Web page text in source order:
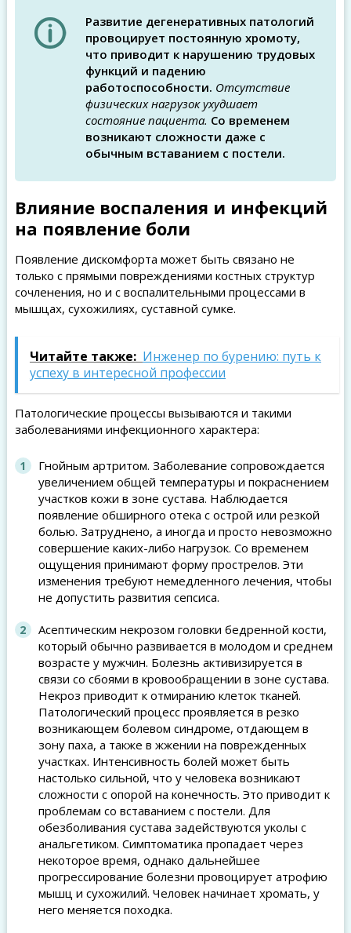
Развитие дегенеративных патологий
провоцирует постоянную хромоту,
что приводит к нарушению трудовых
функций и падению
работоспособности. Отсутствие
физических нагрузок ухудшает
состояние пациента. Со временем
возникают сложности даже с
обычным вставанием с постели.
Влияние воспаления и инфекций
на появление боли
Появление дискомфорта может быть связано не
только с прямыми повреждениями костных структур
сочленения, но и с воспалительными процессами в
мышцах, сухожилиях, суставной сумке.
Читайте также: Инженер по бурению: путь к
успеху в интересной профессии
Патологические процессы вызываются и такими
заболеваниями инфекционного характера:
Гнойным артритом. Заболевание сопровождается
увеличением общей температуры и покраснением
участков кожи в зоне сустава. Наблюдается
появление обширного отека с острой или резкой
болью. Затруднено, а иногда и просто невозможно
совершение каких-либо нагрузок. Со временем
ощущения принимают форму прострелов. Эти
изменения требуют немедленного лечения, чтобы
не допустить развития сепсиса.
Асептическим некрозом головки бедренной кости,
который обычно развивается в молодом и среднем
возрасте у мужчин. Болезнь активизируется в
связи со сбоями в кровообращении в зоне сустава.
Некроз приводит к отмиранию клеток тканей.
Патологический процесс проявляется в резко
возникающем болевом синдроме, отдающем в
зону паха, а также в жжении на поврежденных
участках. Интенсивность болей может быть
настолько сильной, что у человека возникают
сложности с опорой на конечность. Это приводит к
проблемам со вставанием с постели. Для
обезболивания сустава задействуются уколы с
анальгетиком. Симптоматика пропадает через
некоторое время, однако дальнейшее
прогрессирование болезни провоцирует атрофию
мышц и сухожилий. Человек начинает хромать, у
него меняется походка.